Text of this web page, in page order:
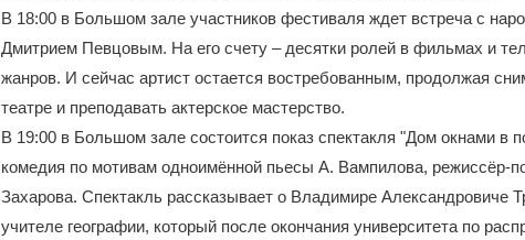
В 18:00 в Большом зале участников фестиваля ждет встреча с
Дмитрием Певцовым. На его счету – десятки ролей в фильмах и
жанров. И сейчас артист остается востребованным, продолжая
театре и преподавать актерское мастерство.
В 19:00 в Большом зале состоится показ спектакля "Дом окнами в
комедия по мотивам одноимённой пьесы А. Вампилова, режиссёр-
Захарова. Спектакль рассказывает о Владимире Александровиче
учителе географии, который после окончания университета по